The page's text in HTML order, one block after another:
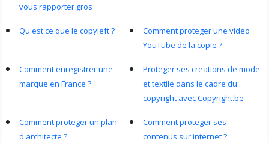
vous rapporter gros
Qu'est ce que le copyleft ?
Comment proteger une video
YouTube de la copie ?
Comment enregistrer une
marque en France ?
Proteger ses creations de mode
et textile dans le cadre du
copyright avec Copyright.be
Comment proteger un plan
d'architecte ?
Comment proteger ses
contenus sur internet ?